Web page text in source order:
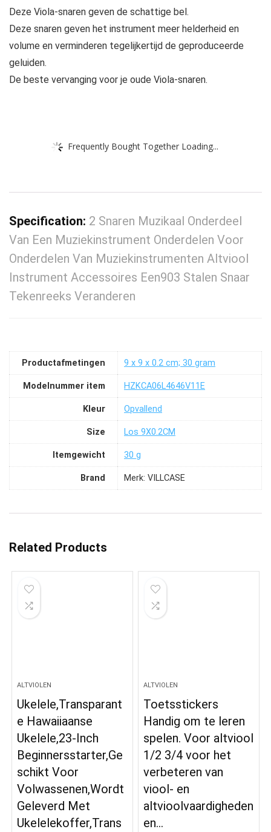
Deze Viola-snaren geven de schattige bel.
Deze snaren geven het instrument meer helderheid en
volume en verminderen tegelijkertijd de geproduceerde
geluiden.
De beste vervanging voor je oude Viola-snaren.
Frequently Bought Together Loading...
Specification: 2 Snaren Muzikaal Onderdeel
Van Een Muziekinstrument Onderdelen Voor
Onderdelen Van Muziekinstrumenten Altviool
Instrument Accessoires Een903 Stalen Snaar
Tekenreeks Veranderen
Productafmetingen ‎9 x 9 x 0.2 cm; 30 gram
Modelnummer item ‎HZKCA06L4646V11E
Kleur ‎Opvallend
Size ‎Los 9X0.2CM
Itemgewicht ‎30 g
Brand Merk: VILLCASE
Related Products
ALTVIOLEN
Ukelele,Transparant
e Hawaiiaanse
Ukelele,23-Inch
Beginnersstarter,Ge
schikt Voor
Volwassenen,Wordt
Geleverd Met
Ukelelekoffer,Trans
ALTVIOLEN
Toetsstickers
Handig om te leren
spelen. Voor altviool
1/2 3/4 voor het
verbeteren van
viool- en
altvioolvaardigheden
en…